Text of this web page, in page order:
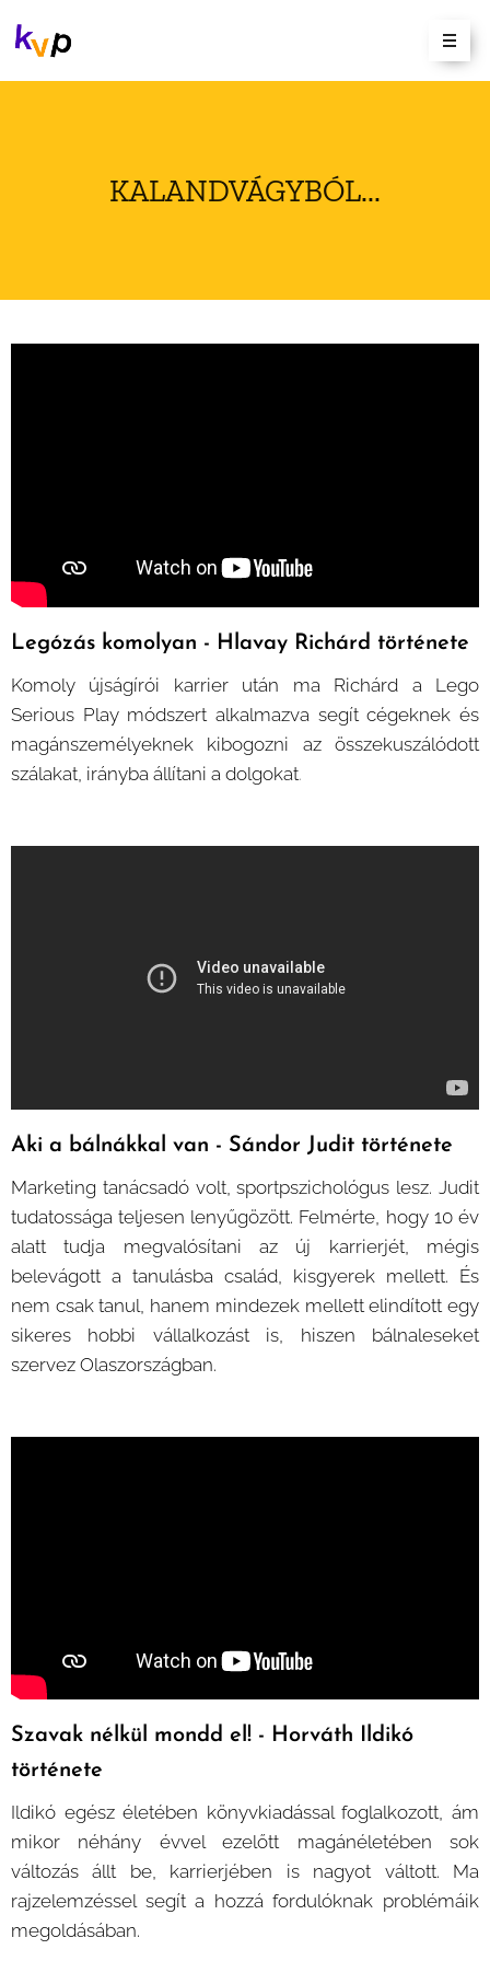
KALANDVÁGYBÓL...
Legózás komolyan - Hlavay Richárd története
Komoly újságírói karrier után ma Richárd a Lego
Serious Play módszert alkalmazva segít cégeknek és
magánszemélyeknek kibogozni az összekuszálódott
szálakat, irányba állítani a dolgokat.
Aki a bálnákkal van - Sándor Judit története
Marketing tanácsadó volt, sportpszichológus lesz. Judit
tudatossága teljesen lenyűgözött. Felmérte, hogy 10 év
alatt tudja megvalósítani az új karrierjét, mégis
belevágott a tanulásba család, kisgyerek mellett. És
nem csak tanul, hanem mindezek mellett elindított egy
sikeres hobbi vállalkozást is, hiszen bálnaleseket
szervez Olaszországban.
Szavak nélkül mondd el! - Horváth Ildikó
története
Ildikó egész életében könyvkiadással foglalkozott, ám
mikor néhány évvel ezelőtt magánéletében sok
változás állt be, karrierjében is nagyot váltott. Ma
rajzelemzéssel segít a hozzá fordulóknak problémáik
megoldásában.